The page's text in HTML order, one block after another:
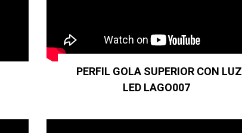
PERFIL GOLA SUPERIOR CON LUZ
LED LAGO007